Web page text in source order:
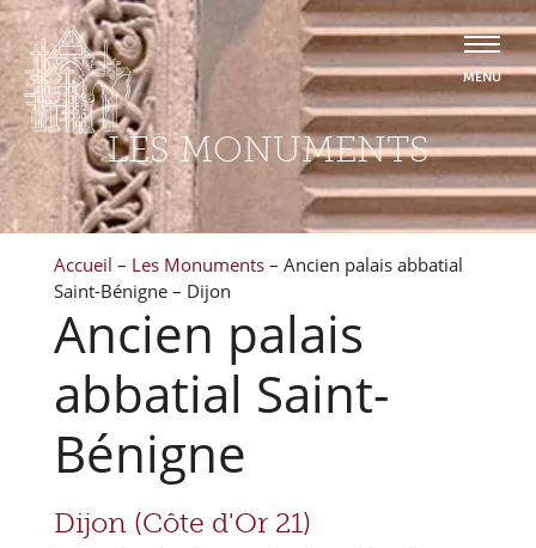
LES MONUMENTS
Accueil – Les Monuments – Ancien palais abbatial
Saint-Bénigne – Dijon
Ancien palais
abbatial Saint-
Bénigne
Dijon (Côte d'Or 21)